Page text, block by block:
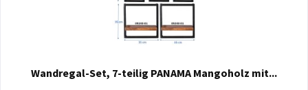
Wandregal-Set, 7-teilig PANAMA Mangoholz mit...